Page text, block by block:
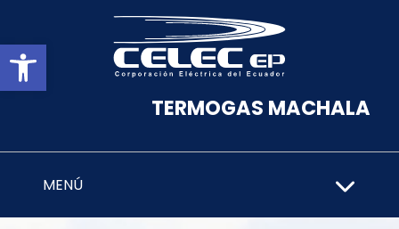
Abrir barra de herramientas
TERMOGAS MACHALA
MENÚ